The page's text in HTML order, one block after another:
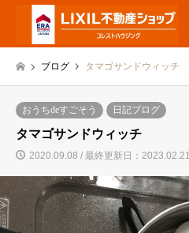
ブログ タマゴサンドウィッチ
おうちdeすごそう 日記ブログ
タマゴサンドウィッチ
2020.09.08 / 最終更新日：2023.02.21